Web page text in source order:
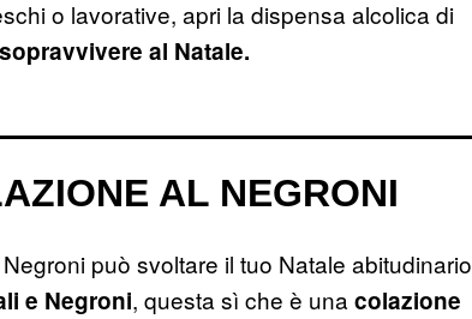
o lavorative, apri la dispensa alcolica di
al Natale.
AL NEGRONI
può svoltare il tuo Natale abitudinario
e Negroni, questa sì che è unacolazione